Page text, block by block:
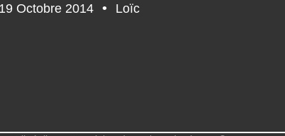
19 Octobre 2014 Loïc